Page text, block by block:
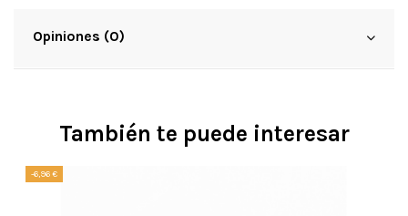
Opiniones (0)
También te puede interesar
-6,96 €